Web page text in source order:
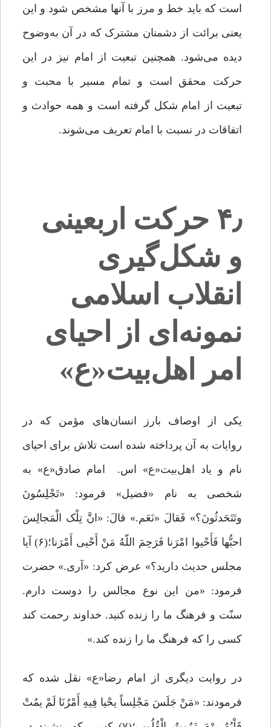
است که باید خط و مرز با آنها مشخص شود و این
یعنی برائت از دشمنان مشترک که در آن به‌وضوح
دیده می‌شود. همچنین تبعیت از امام نیز در این
حرکت محقق است و تمام مسیر با محبت و
تبعیت از امام شکل گرفته است و همه حوادث و
اتفاقات در نسبت با امام تعریف می‌شوند.
۴٫ حرکت اربعینی
و شکل‌گیری
انقلاب اسلامی
نمونه‌ای از احیای
امر اهل‌بیت«ع»
یکی از اوصاف بارز انسان‌های مؤمن که در
روایات به آن پرداخته شده است تلاش برای احیای
نام و یاد اهل‌بیت«ع» اس. امام صادق«ع» به
شخصی به نام «فضیل» فرمود: «تَجْلِسُونَ
وتَتَحَدثُونَ؟» فَقالَ «نَعَم.» قالَ: «انَّ تِلْک الْمَجالِسَ
احبُّها فَأَحْیوا امْرَنا فَرَحِمَ اللّهُ مَنْ أَحْیی أَمْرَنا؛(۶) آیا
مجلس حدیث دارید؟» عرض کرد: «آری.» حضرت
فرمود: «من این نوع مجالس را دوست دارم.
سنّت و فرهنگ ما را زنده کنید. خداوند رحمت کند
کسی را که فرهنگ ما را زنده کند.»
در روایت دیگری از امام رضا«ع» نقل شده که
فرمودند: «مَنْ جَلَسَ مَجْلِساً یحْیا فِیهِ أَمْرُنَا لَمْ یمُتْ